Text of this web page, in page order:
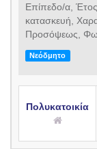
Επίπεδο/α,
κατασκευή,
Προσόψεως,
Νεόδμητο
Πολυκατοικία